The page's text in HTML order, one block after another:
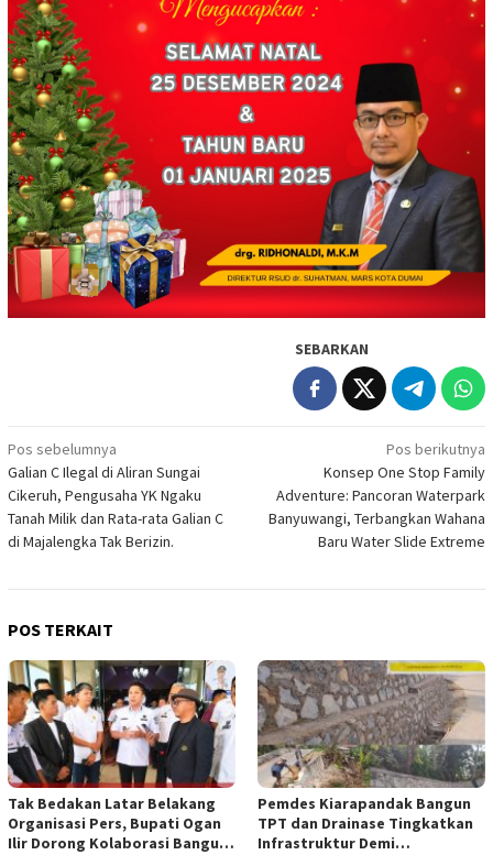
SEBARKAN
Navigasi
pos
Pos sebelumnya
Galian C Ilegal di Aliran Sungai
Cikeruh, Pengusaha YK Ngaku
Tanah Milik dan Rata-rata Galian C
di Majalengka Tak Berizin.
Pos berikutnya
Konsep One Stop Family
Adventure: Pancoran Waterpark
Banyuwangi, Terbangkan Wahana
Baru Water Slide Extreme
POS TERKAIT
Tak Bedakan Latar Belakang
Organisasi Pers, Bupati Ogan
Ilir Dorong Kolaborasi Bangun
Pemdes Kiarapandak Bangun
TPT dan Drainase Tingkatkan
Infrastruktur Demi